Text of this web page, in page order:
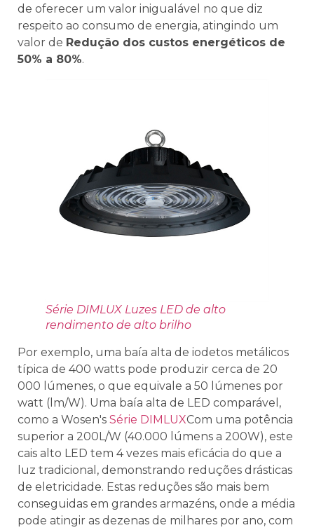
de oferecer um valor inigualável no que diz
respeito ao consumo de energia, atingindo um
valor de Redução dos custos energéticos de
50% a 80%.
Série DIMLUX Luzes LED de alto
rendimento de alto brilho
Por exemplo, uma baía alta de iodetos metálicos
típica de 400 watts pode produzir cerca de 20
000 lúmenes, o que equivale a 50 lúmenes por
watt (lm/W). Uma baía alta de LED comparável,
como a Wosen's Série DIMLUXCom uma potência
superior a 200L/W (40.000 lúmens a 200W), este
cais alto LED tem 4 vezes mais eficácia do que a
luz tradicional, demonstrando reduções drásticas
de eletricidade. Estas reduções são mais bem
conseguidas em grandes armazéns, onde a média
pode atingir as dezenas de milhares por ano, com